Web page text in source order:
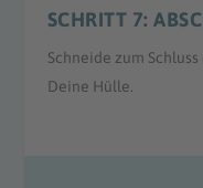
SCHRITT 7:
Schneide zum
Deine Hülle.